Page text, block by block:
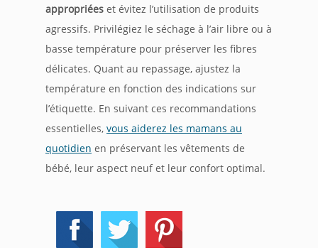
appropriées et évitez l’utilisation de produits
agressifs. Privilégiez le séchage à l’air libre ou à
basse température pour préserver les fibres
délicates. Quant au repassage, ajustez la
température en fonction des indications sur
l’étiquette. En suivant ces recommandations
essentielles, vous aiderez les mamans au
quotidien en préservant les vêtements de
bébé, leur aspect neuf et leur confort optimal.